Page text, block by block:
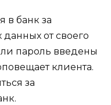
в банк за
от своего
пароль введены
клиента.
за